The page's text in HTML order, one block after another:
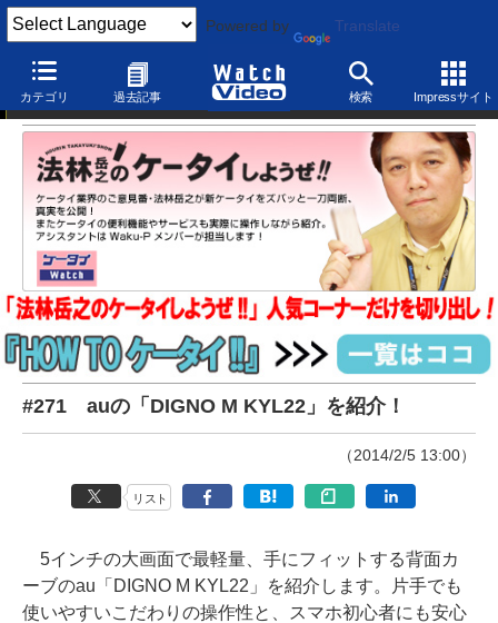
Powered by Translate
カテゴリ 過去記事 検索 Impressサイト
法林岳之のケータイしようぜ！！
#271 auの「DIGNO M KYL22」を紹介！
（2014/2/5 13:00）
リスト
5インチの大画面で最軽量、手にフィットする背面カ
ーブのau「DIGNO M KYL22」を紹介します。片手でも
使いやすいこだわりの操作性と、スマホ初心者にも安心